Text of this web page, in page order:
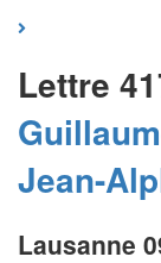
Lettre
Jean-
Lausanne